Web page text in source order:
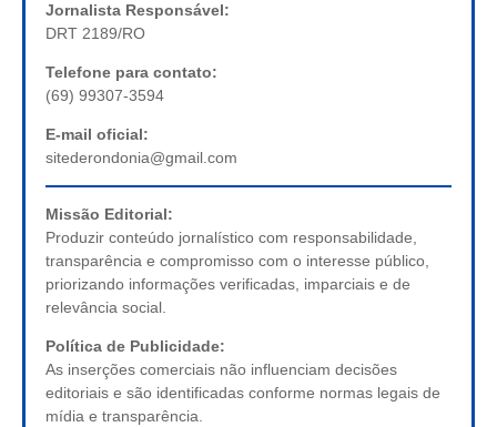
Jornalista Responsável:
DRT 2189/RO
Telefone para contato:
(69) 99307-3594
E-mail oficial:
sitederondonia@gmail.com
Missão Editorial:
Produzir conteúdo jornalístico com responsabilidade,
transparência e compromisso com o interesse público,
priorizando informações verificadas, imparciais e de
relevância social.
Política de Publicidade:
As inserções comerciais não influenciam decisões
editoriais e são identificadas conforme normas legais de
mídia e transparência.